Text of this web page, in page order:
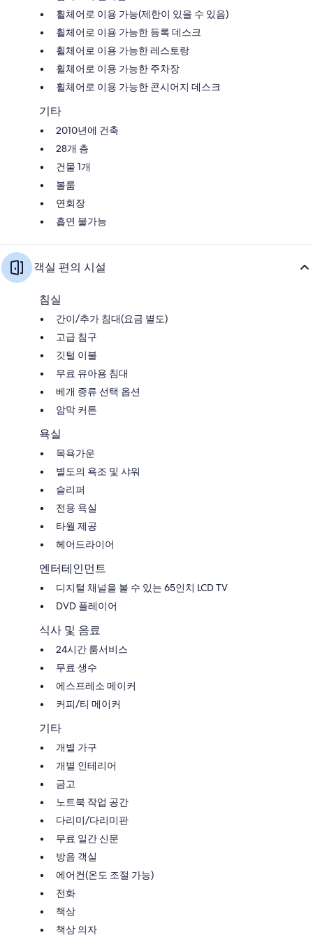
휠체어로 이용 가능(제한이 있을 수 있음)
휠체어로 이용 가능한 등록 데스크
휠체어로 이용 가능한 레스토랑
휠체어로 이용 가능한 주차장
휠체어로 이용 가능한 콘시어지 데스크
기타
2010년에 건축
28개 층
건물 1개
볼룸
연회장
흡연 불가능
객실 편의 시설
침실
간이/추가 침대(요금 별도)
고급 침구
깃털 이불
무료 유아용 침대
베개 종류 선택 옵션
암막 커튼
욕실
목욕가운
별도의 욕조 및 샤워
슬리퍼
전용 욕실
타월 제공
헤어드라이어
엔터테인먼트
디지털 채널을 볼 수 있는 65인치 LCD TV
DVD 플레이어
식사 및 음료
24시간 룸서비스
무료 생수
에스프레소 메이커
커피/티 메이커
기타
개별 가구
개별 인테리어
금고
노트북 작업 공간
다리미/다리미판
무료 일간 신문
방음 객실
에어컨(온도 조절 가능)
전화
책상
책상 의자